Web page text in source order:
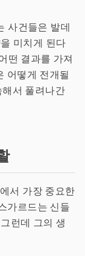
사건들은 발데
미치게 된다
떤 결과를 가져
어떻게 전개될
서 풀려나간
서 가장 중요한
가르드는 신들
런데 그의 생